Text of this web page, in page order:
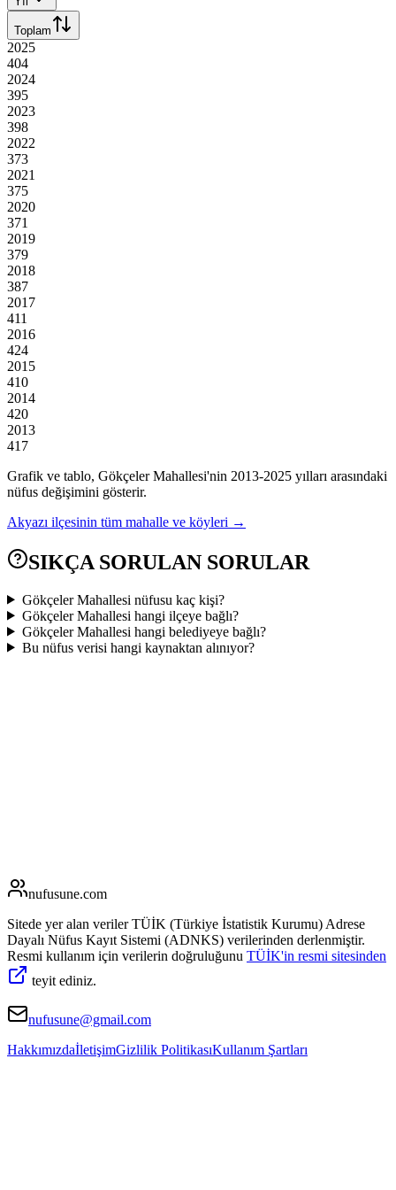
Toplam
2025
404
2024
395
2023
398
2022
373
2021
375
2020
371
2019
379
2018
387
2017
411
2016
424
2015
410
2014
420
2013
417
Grafik ve tablo, GökçelerMahallesi'nin 2013-2025 yılları arasındaki
nüfus değişimini gösterir.
Akyazı ilçesinin tüm mahalle ve köyleri →
SIKÇA SORULAN SORULAR
Gökçeler Mahallesi nüfusu kaç kişi?
Gökçeler Mahallesi hangi ilçeye bağlı?
Gökçeler Mahallesi hangi belediyeye bağlı?
Bu nüfus verisi hangi kaynaktan alınıyor?
nufusune.com
Sitede yer alan veriler TÜİK (Türkiye İstatistik Kurumu) Adrese
Dayalı Nüfus Kayıt Sistemi (ADNKS) verilerinden derlenmiştir.
Resmi kullanım için verilerin doğruluğunu TÜİK'in resmi sitesinden
teyit ediniz.
nufusune@gmail.com
HakkımızdaİletişimGizlilik PolitikasıKullanım Şartları